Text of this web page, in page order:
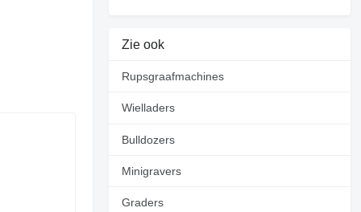
Zie ook
Rupsgraafmachines
Wielladers
Bulldozers
Minigravers
Graders